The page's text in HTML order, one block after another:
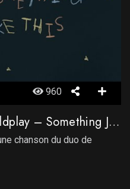
960
The Chainsmokers & Coldplay – Something Just Like This
chanson du duo de